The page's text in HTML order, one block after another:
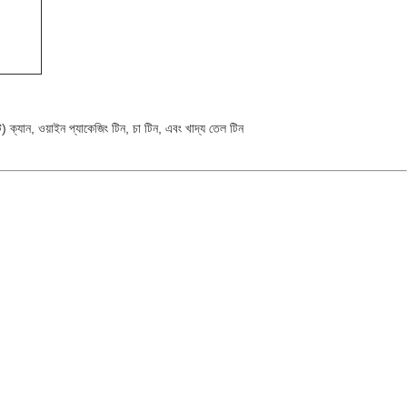
ওয়াইন প্যাকেজিং টিন, চা টিন, এবং খাদ্য তেল টিন